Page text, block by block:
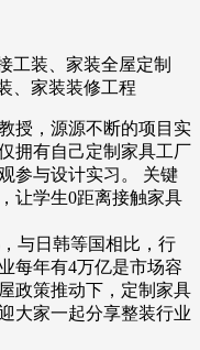
工装、家装全屋定制
、家装装修工程
授，源源不断的项目实
拥有自己定制家具工厂
参与设计实习。 关键
让学生0距离接触家具
与日韩等国相比，行
每年有4万亿是市场容
政策推动下，定制家具
大家一起分享整装行业